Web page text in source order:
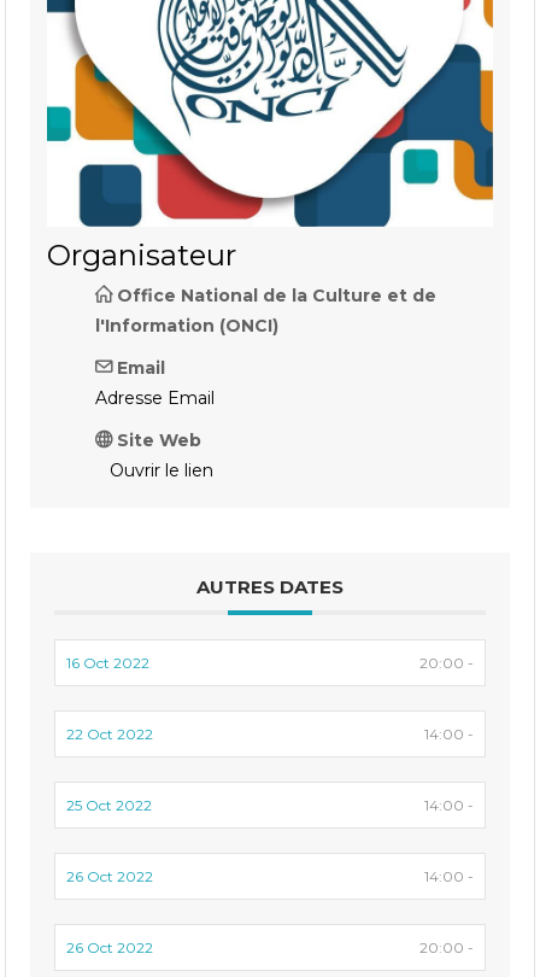
Organisateur
Office National de la Culture et de
l'Information (ONCI)
Email
Adresse Email
Site Web
Ouvrir le lien
AUTRES DATES
16 Oct 2022 20:00 -
22 Oct 2022 14:00 -
25 Oct 2022 14:00 -
26 Oct 2022 14:00 -
26 Oct 2022 20:00 -